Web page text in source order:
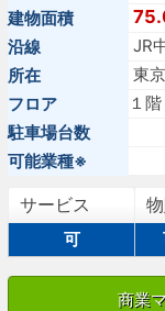
建物面積
沿線
JR
所在
東
フロア
１階
駐車場台数
可能業種※
サービス
可
商業